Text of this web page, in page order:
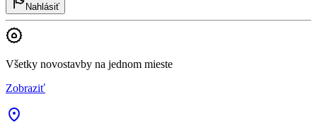
Nahlásiť
Všetky novostavby na jednom mieste
Zobraziť